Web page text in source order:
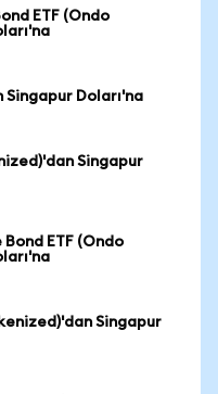
ETF (Ondo
Doları'na
Singapur
ETF (Ondo
Singapur